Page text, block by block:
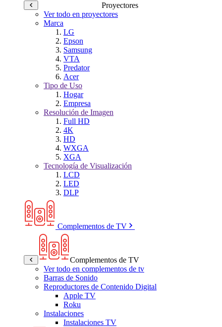
Proyectores
Ver todo en proyectores
Marca
LG
Epson
Samsung
VTA
Predator
Acer
Tipo de Uso
Hogar
Empresa
Resolución de Imagen
Full HD
4K
HD
WXGA
XGA
Tecnología de Visualización
LCD
LED
DLP
Complementos de TV
Complementos de TV
Ver todo en complementos de tv
Barras de Sonido
Reproductores de Contenido Digital
Apple TV
Roku
Instalaciones
Instalaciones TV